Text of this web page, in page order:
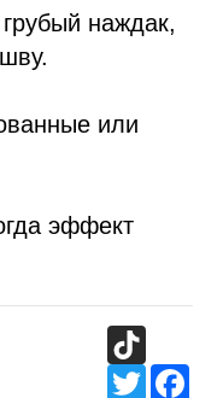
наждак,
или
эффект
Twitter